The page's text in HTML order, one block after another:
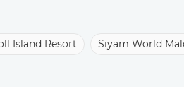
Island Resort Siyam World